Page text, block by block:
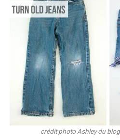
crédit photo Ashley du blog